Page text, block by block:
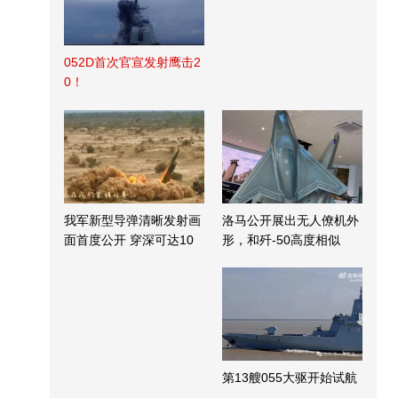
052D首次官宣发射鹰击2
0！
我军新型导弹清晰发射画
面首度公开 穿深可达10
洛马公开展出无人僚机外
形，和歼-50高度相似
第13艘055大驱开始试航